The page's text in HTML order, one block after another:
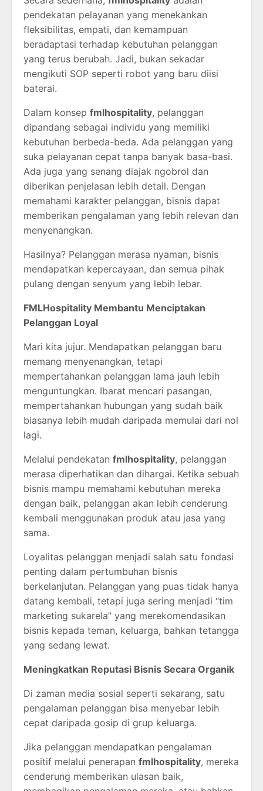
pendekatan pelayanan yang menekankan
fleksibilitas, empati, dan kemampuan
beradaptasi terhadap kebutuhan pelanggan
yang terus berubah. Jadi, bukan sekadar
mengikuti SOP seperti robot yang baru diisi
baterai.
Dalam konsep fmlhospitality, pelanggan
dipandang sebagai individu yang memiliki
kebutuhan berbeda-beda. Ada pelanggan yang
suka pelayanan cepat tanpa banyak basa-basi.
Ada juga yang senang diajak ngobrol dan
diberikan penjelasan lebih detail. Dengan
memahami karakter pelanggan, bisnis dapat
memberikan pengalaman yang lebih relevan dan
menyenangkan.
Hasilnya? Pelanggan merasa nyaman, bisnis
mendapatkan kepercayaan, dan semua pihak
pulang dengan senyum yang lebih lebar.
FMLHospitality Membantu Menciptakan
Pelanggan Loyal
Mari kita jujur. Mendapatkan pelanggan baru
memang menyenangkan, tetapi
mempertahankan pelanggan lama jauh lebih
menguntungkan. Ibarat mencari pasangan,
mempertahankan hubungan yang sudah baik
biasanya lebih mudah daripada memulai dari nol
lagi.
Melalui pendekatan fmlhospitality, pelanggan
merasa diperhatikan dan dihargai. Ketika sebuah
bisnis mampu memahami kebutuhan mereka
dengan baik, pelanggan akan lebih cenderung
kembali menggunakan produk atau jasa yang
sama.
Loyalitas pelanggan menjadi salah satu fondasi
penting dalam pertumbuhan bisnis
berkelanjutan. Pelanggan yang puas tidak hanya
datang kembali, tetapi juga sering menjadi “tim
marketing sukarela” yang merekomendasikan
bisnis kepada teman, keluarga, bahkan tetangga
yang sedang lewat.
Meningkatkan Reputasi Bisnis Secara Organik
Di zaman media sosial seperti sekarang, satu
pengalaman pelanggan bisa menyebar lebih
cepat daripada gosip di grup keluarga.
Jika pelanggan mendapatkan pengalaman
positif melalui penerapan fmlhospitality, mereka
cenderung memberikan ulasan baik,